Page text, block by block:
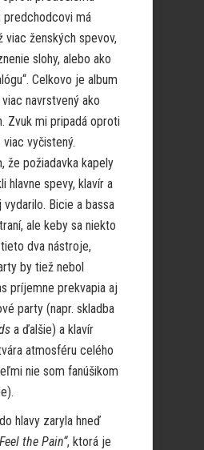
predchodcovi má
viac ženských spevov,
slohy, alebo ako
Celkovo je album
navrstvený ako
Zvuk mi pripadá oproti
vyčistený.
že požiadavka kapely
hlavne spevy, klavír a
vydarilo. Bicie a bassa
ale keby sa niekto
dva nástroje,
by tiež nebol
príjemne prekvapia aj
party (napr. skladba
a ďalšie) a klavír
atmosféru celého
nie som fanúšikom
hlavy zaryla hneď
the Pain“, ktorá je